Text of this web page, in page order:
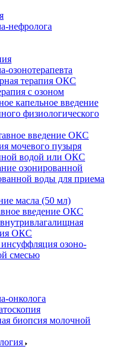
нефролога
озонотерапевта
терапия ОКС
с озоном
капельное введение
физиологического
введение ОКС
мочевого пузыря
водой или ОКС
озонированной
воды для приема
масла (50 мл)
введение ОКС
ОКС
инсуффляция озоно-
смесью
онколога
биопсия молочной